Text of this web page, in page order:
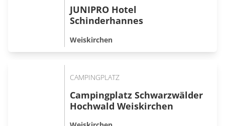
JUNIPRO Hotel
Schinderhannes
Weiskirchen
CAMPINGPLATZ
Campingplatz Schwarzwälder
Hochwald Weiskirchen